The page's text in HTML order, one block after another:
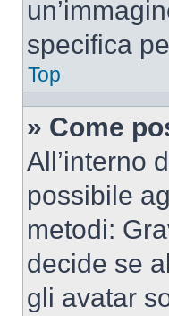
specifica
Top
» Come
All’interno
possibile
metodi:
decide se
gli avatar